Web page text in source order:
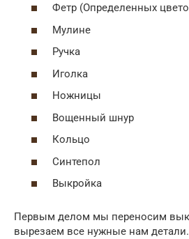
Фетр (Определенных
Мулине
Ручка
Иголка
Ножницы
Вощенный шнур
Кольцо
Синтепол
Выкройка
Первым делом мы переносим
вырезаем все нужные нам